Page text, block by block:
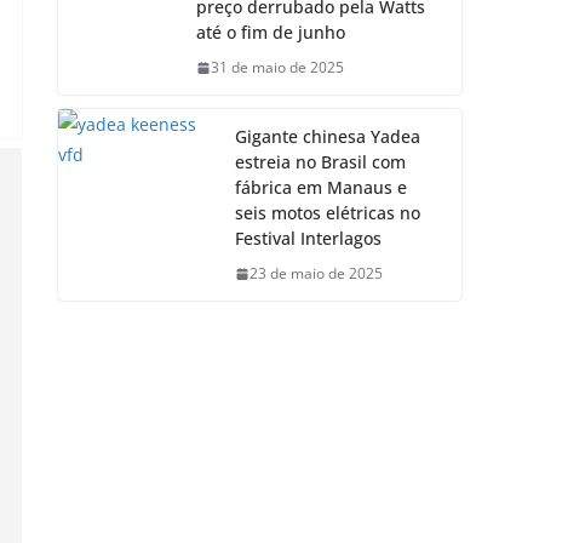
preço derrubado pela Watts
até o fim de junho
31 de maio de 2025
Gigante chinesa Yadea
estreia no Brasil com
fábrica em Manaus e
seis motos elétricas no
Festival Interlagos
23 de maio de 2025